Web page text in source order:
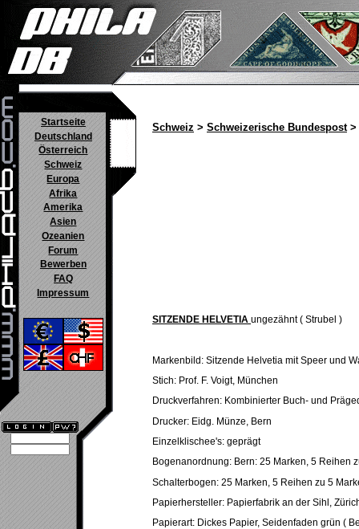
Startseite
Deutschland
Österreich
Schweiz
Europa
Afrika
Amerika
Asien
Ozeanien
Forum
Bewerben
FAQ
Impressum
Schweiz > Schweizerische Bundespost>
SITZENDE HELVETIA ungezähnt ( Strubel )
Markenbild: Sitzende Helvetia mit Speer und
Stich: Prof. F. Voigt, München
Druckverfahren: Kombinierter Buch- und
Drucker: Eidg. Münze, Bern
Einzelklischee's: geprägt
Bogenanordnung: Bern: 25 Marken, 5 Reihen
Schalterbogen: 25 Marken, 5 Reihen zu 5
Papierhersteller: Papierfabrik an der Sihl,
Papierart: Dickes Papier, Seidenfaden grün (